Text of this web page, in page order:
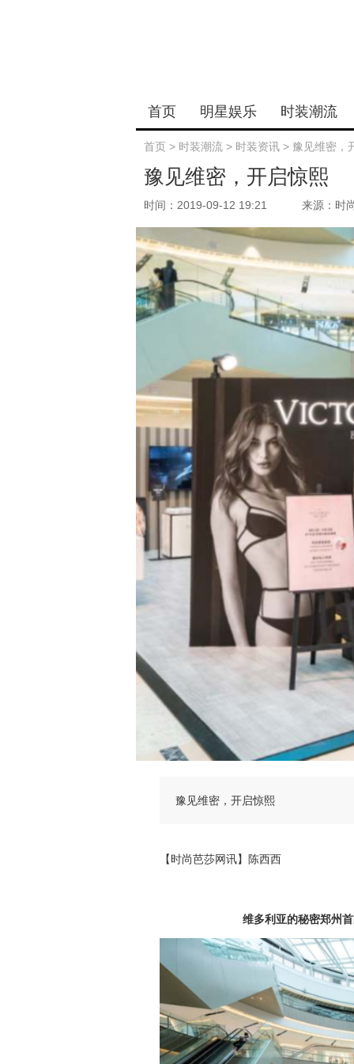
首页 明星娱乐 时装潮流
首页 > 时装潮流 > 时装资讯 > 豫见维密，
豫见维密，开启惊熙
时间：2019-09-12 19:21 来源：时
豫见维密，开启惊熙
【时尚芭莎网讯】陈西西
维多利亚的秘密郑州